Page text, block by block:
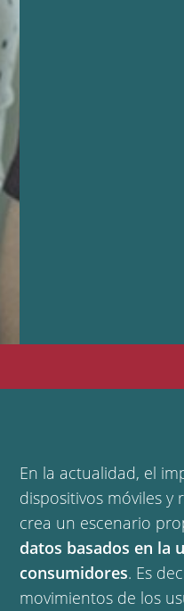
En la actualidad, el
dispositivos móviles
crea un escenario
datos basados en la
consumidores. Es
movimientos de los